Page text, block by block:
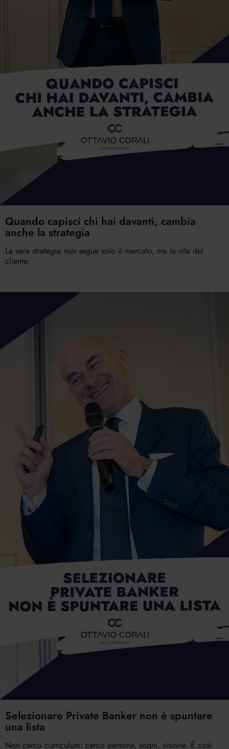
Quando capisci chi hai davanti, cambia
anche la strategia
La vera strategia non segue solo il mercato, ma la vita del
cliente.
Selezionare Private Banker non è spuntare
una lista
Non cerco curriculum: cerco persone, sogni, visione. È così